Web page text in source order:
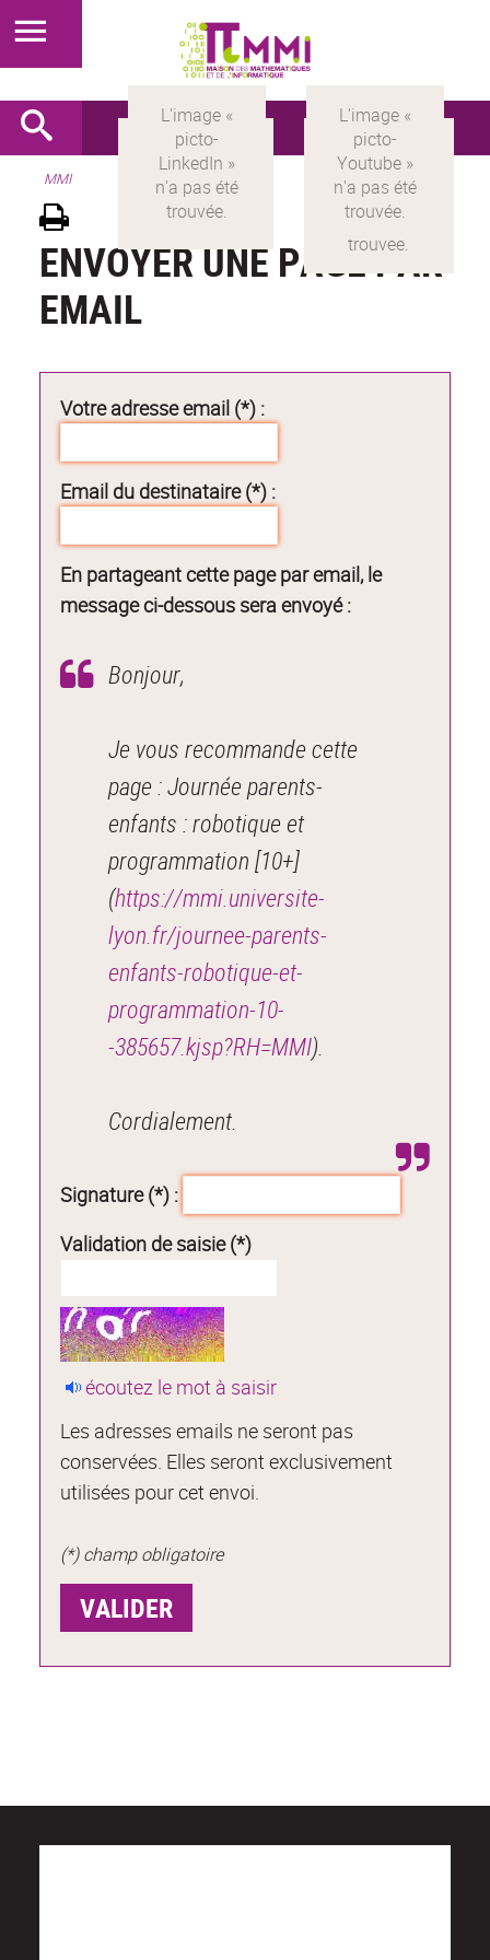
MMI
ENVOYER UNE PAGE PAR
EMAIL
Votre adresse email (*) :
Email du destinataire (*) :
En partageant cette page par email, le
message ci-dessous sera envoyé :
Bonjour,
Je vous recommande cette
page : Journée parents-
enfants : robotique et
programmation [10+]
(https://mmi.universite-
lyon.fr/journee-parents-
enfants-robotique-et-
programmation-10-
-385657.kjsp?RH=MMI).
Cordialement.
Signature (*) :
Validation de saisie (*)
écoutez le mot à saisir
Les adresses emails ne seront pas
conservées. Elles seront exclusivement
utilisées pour cet envoi.
(*) champ obligatoire